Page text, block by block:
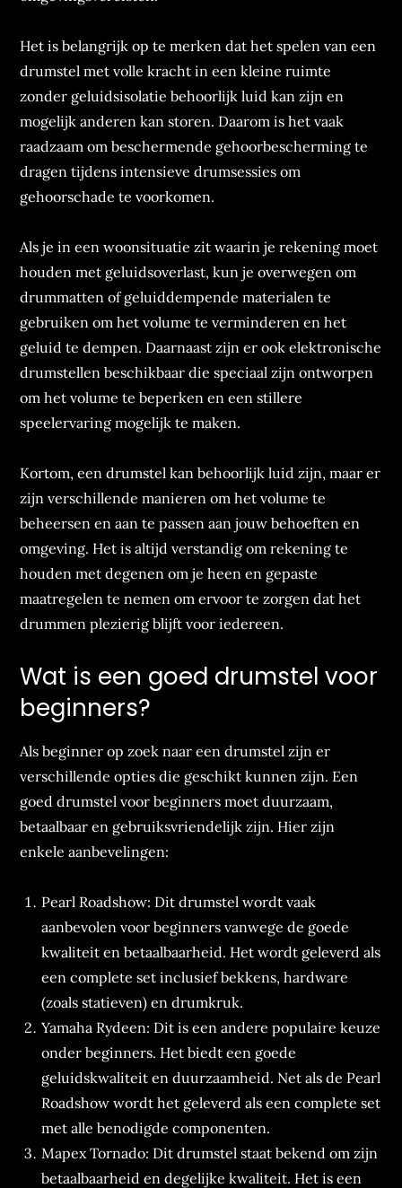
Het is belangrijk op te merken dat het spelen van een
drumstel met volle kracht in een kleine ruimte
zonder geluidsisolatie behoorlijk luid kan zijn en
mogelijk anderen kan storen. Daarom is het vaak
raadzaam om beschermende gehoorbescherming te
dragen tijdens intensieve drumsessies om
gehoorschade te voorkomen.
Als je in een woonsituatie zit waarin je rekening moet
houden met geluidsoverlast, kun je overwegen om
drummatten of geluiddempende materialen te
gebruiken om het volume te verminderen en het
geluid te dempen. Daarnaast zijn er ook elektronische
drumstellen beschikbaar die speciaal zijn ontworpen
om het volume te beperken en een stillere
speelervaring mogelijk te maken.
Kortom, een drumstel kan behoorlijk luid zijn, maar er
zijn verschillende manieren om het volume te
beheersen en aan te passen aan jouw behoeften en
omgeving. Het is altijd verstandig om rekening te
houden met degenen om je heen en gepaste
maatregelen te nemen om ervoor te zorgen dat het
drummen plezierig blijft voor iedereen.
Wat is een goed drumstel voor
beginners?
Als beginner op zoek naar een drumstel zijn er
verschillende opties die geschikt kunnen zijn. Een
goed drumstel voor beginners moet duurzaam,
betaalbaar en gebruiksvriendelijk zijn. Hier zijn
enkele aanbevelingen:
Pearl Roadshow: Dit drumstel wordt vaak
aanbevolen voor beginners vanwege de goede
kwaliteit en betaalbaarheid. Het wordt geleverd als
een complete set inclusief bekkens, hardware
(zoals statieven) en drumkruk.
Yamaha Rydeen: Dit is een andere populaire keuze
onder beginners. Het biedt een goede
geluidskwaliteit en duurzaamheid. Net als de Pearl
Roadshow wordt het geleverd als een complete set
met alle benodigde componenten.
Mapex Tornado: Dit drumstel staat bekend om zijn
betaalbaarheid en degelijke kwaliteit. Het is een